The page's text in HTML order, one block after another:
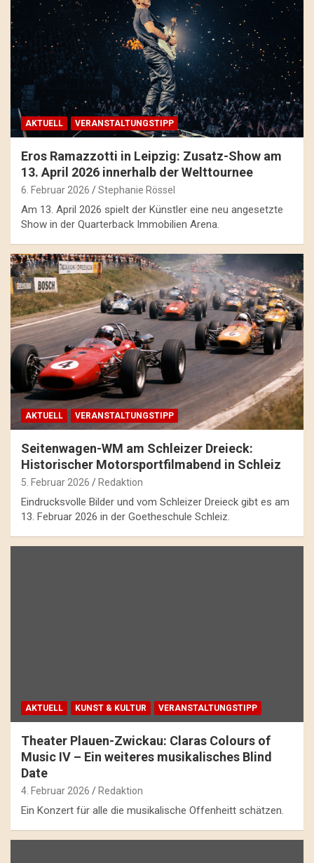
AKTUELL VERANSTALTUNGSTIPP
Eros Ramazzotti in Leipzig: Zusatz-Show am
13. April 2026 innerhalb der Welttournee
6. Februar 2026 Stephanie Rössel
Am 13. April 2026 spielt der Künstler eine neu angesetzte
Show in der Quarterback Immobilien Arena.
AKTUELL VERANSTALTUNGSTIPP
Seitenwagen-WM am Schleizer Dreieck:
Historischer Motorsportfilmabend in Schleiz
5. Februar 2026 Redaktion
Eindrucksvolle Bilder und vom Schleizer Dreieck gibt es am
13. Februar 2026 in der Goetheschule Schleiz.
AKTUELL KUNST & KULTUR VERANSTALTUNGSTIPP
Theater Plauen-Zwickau: Claras Colours of
Music IV – Ein weiteres musikalisches Blind
Date
4. Februar 2026 Redaktion
Ein Konzert für alle die musikalische Offenheitt schätzen.